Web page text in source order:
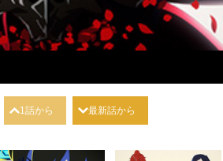
1話から 最新話から